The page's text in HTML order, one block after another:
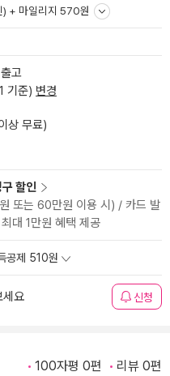
) + 마일리지 570원
고
기준) 변경
상 무료)
할인
또는 60만원 이용 시) / 카드 발
대 1만원 혜택 제공
공제 510원
세요 신청
100자평 0편 리뷰 0편